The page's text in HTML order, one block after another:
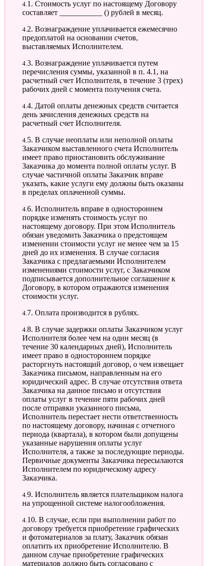
4.1. Стоимость услуг по настоящему Договору
составляет ___________ () рублей в месяц.
4.2. Вознаграждение уплачивается ежемесячно
предоплатой на основании счетов,
выставляемых Исполнителем.
4.3. Вознаграждение уплачивается путем
перечисления суммы, указанной в п. 4.1, на
расчетный счет Исполнителя, в течение 3 (трех)
рабочих дней с момента получения счета.
4.4. Датой оплаты денежных средств считается
день зачисления денежных средств на
расчетный счет Исполнителя.
4.5. В случае неоплаты или неполной оплаты
Заказчиком выставленного счета Исполнитель
имеет право приостановить обслуживание
Заказчика до момента полной оплаты услуг. В
случае частичной оплаты Заказчик вправе
указать, какие услуги ему должны быть оказаны
в пределах оплаченной суммы.
4.6. Исполнитель вправе в одностороннем
порядке изменять стоимость услуг по
настоящему договору. При этом Исполнитель
обязан уведомить Заказчика о предстоящем
изменении стоимости услуг не менее чем за 15
дней до их изменения. В случае согласия
Заказчика с предлагаемыми Исполнителем
изменениями стоимости услуг, с Заказчиком
подписывается дополнительное соглашение к
Договору, в котором отражаются изменения
стоимости услуг.
4.7. Оплата производится в рублях.
4.8. В случае задержки оплаты Заказчиком услуг
Исполнителя более чем на один месяц (в
течение 30 календарных дней), Исполнитель
имеет право в одностороннем порядке
расторгнуть настоящий договор, о чем извещает
Заказчика письмом, направленным на его
юридический адрес. В случае отсутствия ответа
Заказчика на данное письмо и отсутствия
оплаты услуг в течение пяти рабочих дней
после отправки указанного письма,
Исполнитель перестает нести ответственность
по настоящему договору, начиная с отчетного
периода (квартала), в котором были допущены
указанные нарушения оплаты услуг
Исполнителя, а также за последующие периоды.
Первичные документы Заказчика пересылаются
Исполнителем по юридическому адресу
Заказчика.
4.9. Исполнитель является плательщиком налога
на упрощенной системе налогообложения.
4.10. В случае, если при выполнении работ по
договору требуется приобретение графических
и фотоматериалов за плату, Заказчик обязан
оплатить их приобретение Исполнителю. В
данном случае приобретение графических
материалов должно быть согласовано с